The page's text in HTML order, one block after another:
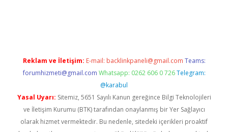
Reklam ve İletişim: E-mail: backlinkpaneli@gmail.com Teams:
forumhizmeti@gmail.com Whatsapp: 0262 606 0 726 Telegram:
@karabul
Yasal Uyarı: Sitemiz, 5651 Sayılı Kanun gereğince Bilgi Teknolojileri
ve İletişim Kurumu (BTK) tarafından onaylanmış bir Yer Sağlayıcı
olarak hizmet vermektedir. Bu nedenle, sitedeki içerikleri proaktif